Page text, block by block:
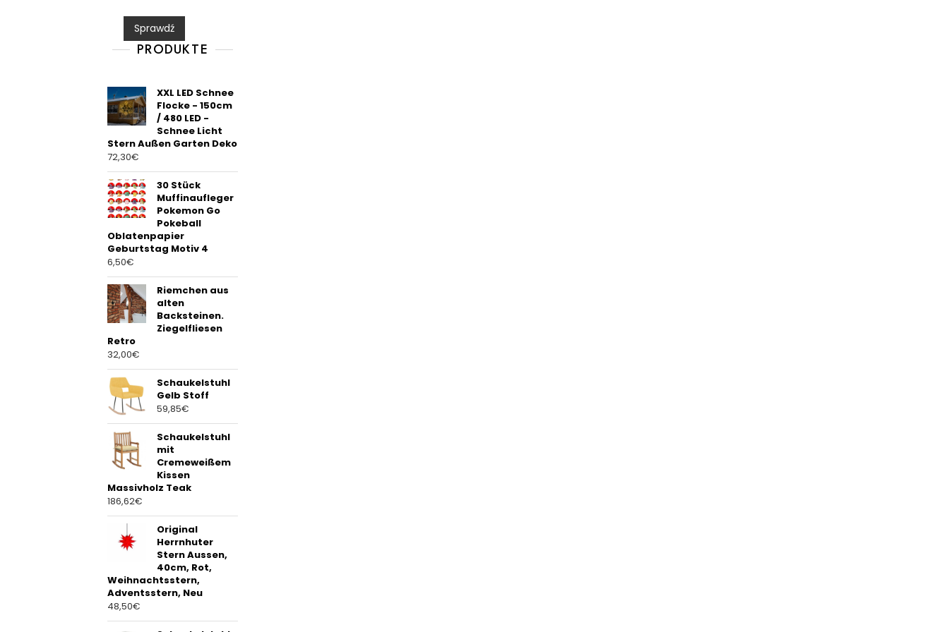
0
o
u
t
Sprawdź
PRODUKTE
XXL LED Schnee
Flocke - 150cm
/ 480 LED -
Schnee Licht
Stern Außen Garten Deko
72,30€
30 Stück
Muffinaufleger
Pokemon Go
Pokeball
Oblatenpapier
Geburtstag Motiv 4
6,50€
Riemchen aus
alten
Backsteinen.
Ziegelfliesen
Retro
32,00€
Schaukelstuhl
Gelb Stoff
59,85€
Schaukelstuhl
mit
Cremeweißem
Kissen
Massivholz Teak
186,62€
Original
Herrnhuter
Stern Aussen,
40cm, Rot,
Weihnachtsstern,
Adventsstern, Neu
48,50€